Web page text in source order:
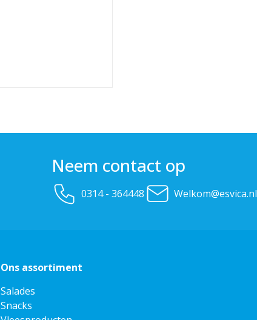
Neem contact op
0314 - 364448 Welkom@esvica.nl
Ons assortiment
Salades
Snacks